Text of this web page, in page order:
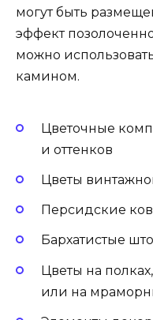
могут быть
эффект
можно
камином.
Цветочные
и оттенков
Цветы
Персидские
Бархатистые
Цветы на
или на